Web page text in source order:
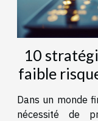
10
faible
Dans un monde
nécessité de